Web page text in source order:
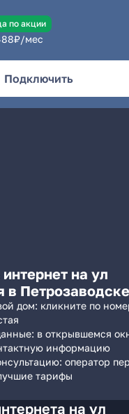
по акции
₽/мес
Подключить
на ул
в Петрозаводске
дом: кликните по
в открывшемся
информацию
оператор
тарифы
на ул